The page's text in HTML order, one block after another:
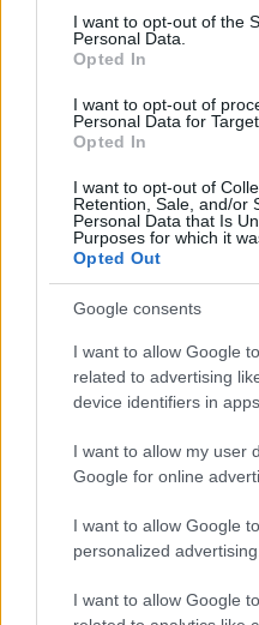
consent section.
I want to opt-out of the
Personal Data.
Opted In
I want to opt-out of
Personal Data for
Opted In
I want to opt-out of
Retention, Sale, and/or
Personal Data that Is
Purposes for which it
Opted Out
Google consents
I want to allow Google
related to advertising
device identifiers in apps.
I want to allow my user
Google for online
I want to allow Google
personalized advertising.
I want to allow Google
FORMA-1 / 2018. AUG. 18.
Hamilton örül,
kilót jövőre
&#8222;más
szabályok lehetővé teszik
testsúlyát. A várható
ülése együttvéve) lesz
magukat. Hamilton tavaly